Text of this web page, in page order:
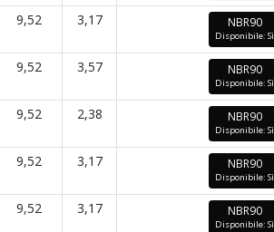
9,52 3,17 NBR90
Disponibile: Sì
9,52 3,57 NBR90
Disponibile: Sì
9,52 2,38 NBR90
Disponibile: Sì
9,52 3,17 NBR90
Disponibile: Sì
9,52 3,17 NBR90
Disponibile: Sì